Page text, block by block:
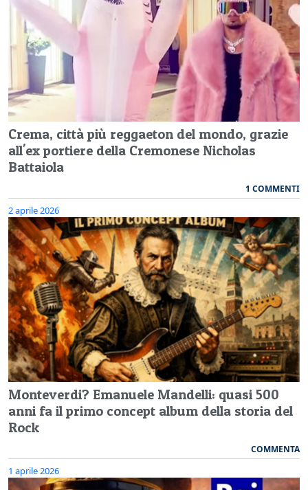
Crema, città più reggaeton del mondo, grazie
all'ex portiere della Cremonese Nicholas
Battaiola
1 COMMENTI
2 aprile 2026
Monteverdi? Emanuele Mandelli: quasi 500
anni fa il primo concept album della storia del
Rock
COMMENTA
1 aprile 2026